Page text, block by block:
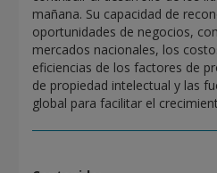
mañana. Su capacidad de
oportunidades de negocios,
mercados nacionales, los
eficiencias de los factores de
de propiedad intelectual y las
global para facilitar el